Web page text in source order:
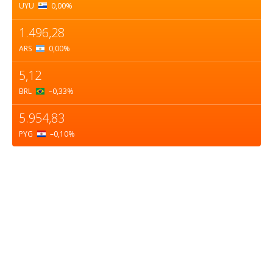
UYU 0,00%
1.496,28
ARS 0,00%
5,12
BRL –0,33%
5.954,83
PYG –0,10%